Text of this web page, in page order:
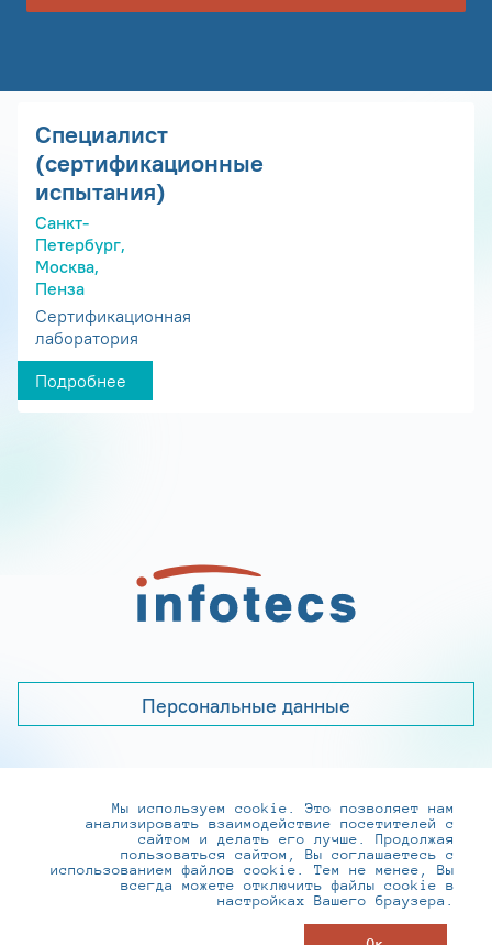
Специалист
(сертификационные
испытания)
Санкт-
Петербург,
Москва,
Пенза
Сертификационная
лаборатория
Подробнее
Персональные данные
+7 (495) 737-6192, 8-800-250-0-260
practice@infotecs.ru,hr@infotecs.ru
127273, г. Москва, Отрадная ул., 2Б строение 1
Мы используем cookie. Это позволяет нам
анализировать взаимодействие посетителей с
сайтом и делать его лучше. Продолжая
пользоваться сайтом, Вы соглашаетесь с
использованием файлов cookie. Тем не менее, Вы
всегда можете отключить файлы cookie в
настройках Вашего браузера.